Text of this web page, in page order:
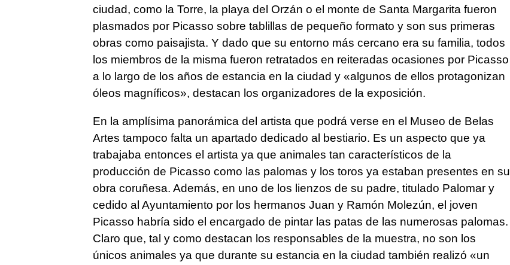
ciudad, como la Torre, la playa del Orzán o el monte de Santa Margarita fueron
plasmados por Picasso sobre tablillas de pequeño formato y son sus primeras
obras como paisajista. Y dado que su entorno más cercano era su familia, todos
los miembros de la misma fueron retratados en reiteradas ocasiones por Picasso
a lo largo de los años de estancia en la ciudad y «algunos de ellos protagonizan
óleos magníficos», destacan los organizadores de la exposición.
En la amplísima panorámica del artista que podrá verse en el Museo de Belas
Artes tampoco falta un apartado dedicado al bestiario. Es un aspecto que ya
trabajaba entonces el artista ya que animales tan característicos de la
producción de Picasso como las palomas y los toros ya estaban presentes en su
obra coruñesa. Además, en uno de los lienzos de su padre, titulado Palomar y
cedido al Ayuntamiento por los hermanos Juan y Ramón Molezún, el joven
Picasso habría sido el encargado de pintar las patas de las numerosas palomas.
Claro que, tal y como destacan los responsables de la muestra, no son los
únicos animales ya que durante su estancia en la ciudad también realizó «un